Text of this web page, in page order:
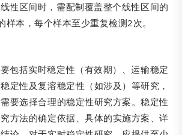
性区间时，需配制覆盖整个线性区间的
样本，每个样本至少重复检测2次。
包括实时稳定性（有效期）、运输稳定
定性及复溶稳定性（如涉及）等研究，
要选择合理的稳定性研究方案。稳定性
方法的确定依据、具体的实施方案、详